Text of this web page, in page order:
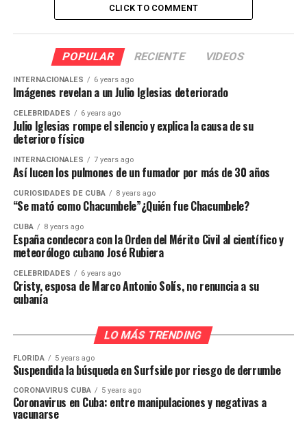
CLICK TO COMMENT
POPULAR RECIENTE VIDEOS
INTERNACIONALES 6 years ago
Imágenes revelan a un Julio Iglesias deteriorado
CELEBRIDADES 6 years ago
Julio Iglesias rompe el silencio y explica la causa de su
deterioro físico
INTERNACIONALES 7 years ago
Así lucen los pulmones de un fumador por más de 30 años
CURIOSIDADES DE CUBA 8 years ago
“Se mató como Chacumbele”¿Quién fue Chacumbele?
CUBA 8 years ago
España condecora con la Orden del Mérito Civil al científico y
meteorólogo cubano José Rubiera
CELEBRIDADES 6 years ago
Cristy, esposa de Marco Antonio Solís, no renuncia a su
cubanía
LO MÁS TRENDING
FLORIDA 5 years ago
Suspendida la búsqueda en Surfside por riesgo de derrumbe
CORONAVIRUS CUBA 5 years ago
Coronavirus en Cuba: entre manipulaciones y negativas a
vacunarse